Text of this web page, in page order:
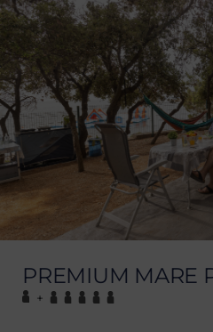
PREMIUM MARE
+